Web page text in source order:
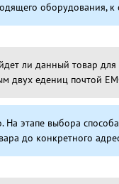
оборудования, к
ли данный товар для
двух едениц почтой
этапе выбора
до конкретного